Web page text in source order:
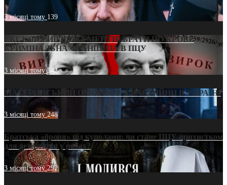
3 місяці тому 139
ЕКСКЛЮЗИВ (ДОКУМЕНТИ)/БРАТИ ПО КРОВІ:
КРИМІНАЛЬНА ФРАНШИЗА В ПЦУ
3 місяці тому542
МАТЕРИНСЬКИЙ ОМОРФОР В ЧАС ВІЙНИ В УКРАЇНІ
3 місяці тому248
Братська «броня» під куполами: чи стане ПЦУ прихистком
для дезертирів у рясах?
3 місяці тому292